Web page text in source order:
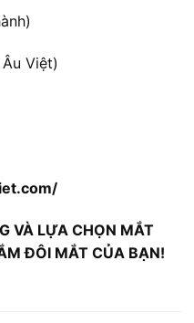
Việt)
VÀ LỰA CHỌN MẮT
ĐÔI MẮT CỦA BẠN!